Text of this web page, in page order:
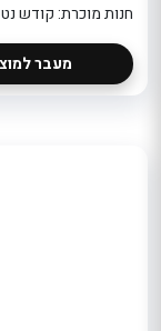
חנות מוכרת: קודש נט
מעבר